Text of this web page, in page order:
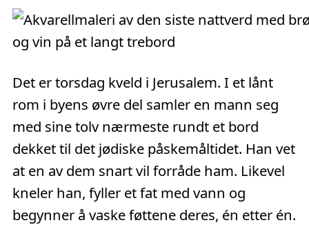
Det er torsdag kveld i Jerusalem. I et lånt
rom i byens øvre del samler en mann seg
med sine tolv nærmeste rundt et bord
dekket til det jødiske påskemåltidet. Han vet
at en av dem snart vil forråde ham. Likevel
kneler han, fyller et fat med vann og
begynner å vaske føttene deres, én etter én.